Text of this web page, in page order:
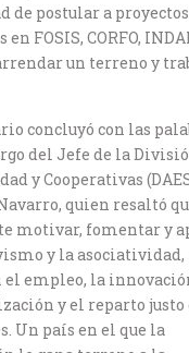
de postular a proyectos
FOSIS, CORFO,
un terreno y
concluyó con las
del Jefe de la
y Cooperativas
quien resaltó
motivar, fomentar y
y la asociatividad,
el empleo, la
y el reparto justo
Un país en el que la